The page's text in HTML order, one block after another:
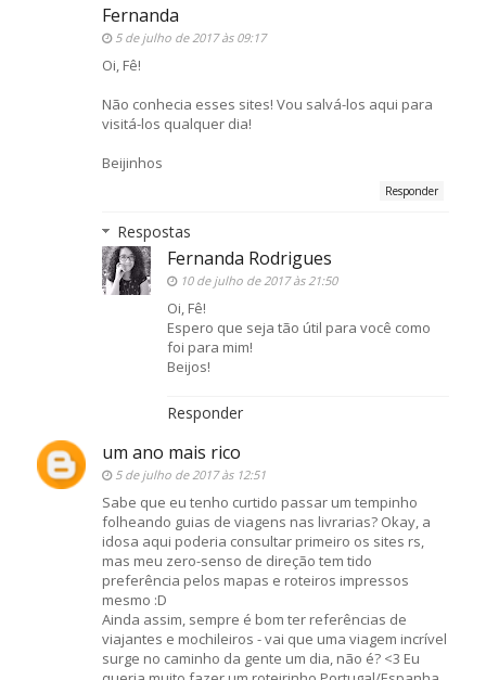
Fernanda
5 de julho de 2017 às 09:17
Oi, Fê!
Não conhecia esses sites! Vou salvá-los aqui para
visitá-los qualquer dia!
Beijinhos
Responder
Respostas
Fernanda Rodrigues
10 de julho de 2017 às 21:50
Oi, Fê!
Espero que seja tão útil para você como
foi para mim!
Beijos!
Responder
um ano mais rico
5 de julho de 2017 às 12:51
Sabe que eu tenho curtido passar um tempinho
folheando guias de viagens nas livrarias? Okay, a
idosa aqui poderia consultar primeiro os sites rs,
mas meu zero-senso de direção tem tido
preferência pelos mapas e roteiros impressos
mesmo :D
Ainda assim, sempre é bom ter referências de
viajantes e mochileiros - vai que uma viagem incrível
surge no caminho da gente um dia, não é? <3 Eu